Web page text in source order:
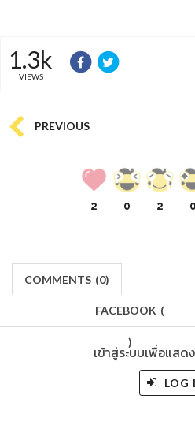
1.3k
VIEWS
PREVIOUS
2 0 2 0
COMMENTS (0)
FACEBOOK (
)
เข้าสู่ระบบเพื่อแสด
LOG